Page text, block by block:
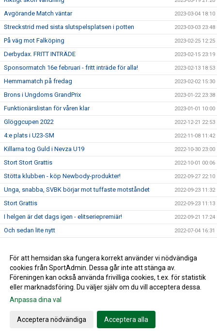
Avgörande Match väntar 2023-03-04 18:10
Streckstrid med sista slutspelsplatsen i potten 2023-03-03 23:48
På väg mot Falköping 2023-02-25 12:25
Derbydax. FRITT INTRÄDE 2023-02-15 23:19
Sponsormatch 16e februari - fritt inträde för alla! 2023-02-13 18:53
Hemmamatch på fredag 2023-02-02 15:30
Brons i Ungdoms GrandPrix 2023-01-22 23:38
Funktionärslistan för våren klar 2023-01-01 10:00
Glöggcupen 2022 2022-12-21 22:53
4:e plats i U23-SM 2022-11-08 11:42
Killarna tog Guld i Nevza U19 2022-10-30 23:00
Stort Stort Grattis 2022-10-01 00:06
Stötta klubben - köp Newbody-produkter! 2022-09-27 22:10
Unga, snabba, SVBK börjar mot tuffaste motståndet 2022-09-23 11:32
Stort Grattis 2022-09-23 11:13
I helgen är det dags igen - elitseriepremiär! 2022-09-21 17:24
Och sedan lite nytt 2022-07-04 16:31
Superkul 2022-06-27 16:34
Välkommen till Södertelge VBK! 2022-05-01 16:29
Gå till Webbversion
För att hemsidan ska fungera korrekt använder vi nödvändiga
cookies från SportAdmin. Dessa går inte att stänga av.
Föreningen kan också använda frivilliga cookies, t.ex. för statistik
eller marknadsföring. Du väljer själv om du vill acceptera dessa.
Anpassa dina val
Acceptera nödvändiga Acceptera alla